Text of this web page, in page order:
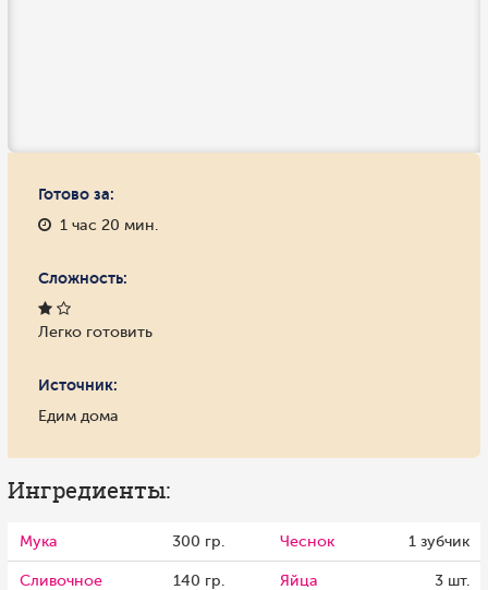
Готово за:
1 час 20 мин.
Сложность:
Легко готовить
Источник:
Едим дома
Ингредиенты:
Мука 300 гр. Чеснок 1 зубчик
Сливочное 140 гр. Яйца 3 шт.